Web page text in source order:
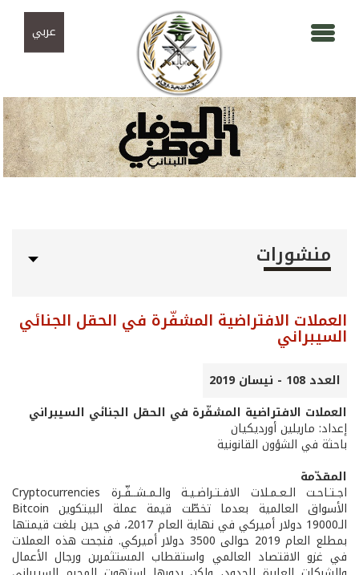
عربي
منشورات
العملات الافتراضية المشفّرة في الحقل الجنائي
السيبراني
العدد 108 - نيسان 2019
العملات الافتراضية المشفّرة في الحقل الجنائي السيبراني
إعداد: ماريلين أورديكيان
باحثة في الشؤون القانونية
المقدّمة
اجـتـاحـت الـعـمـلات الافـتـراضـيـة والـمـشــفّـرة Cryptocurrencies
الأسواق العالمية بعدما تخطّت قيمة عملة البيتكوين Bitcoin
الـ19000 دولار أميركي في نهاية العام 2017، في حين بلغت قيمتها
بمطلع العام 2019 حوالى 3500 دولار أميركي. فنجحت هذه العملات
في غزو الاقتصاد العالمي واستقطاب المستثمرين ورجال الأعمال